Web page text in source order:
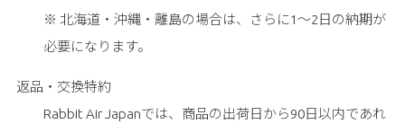
※ 北海道・沖縄・離島の場合は、さらに1～2日の納期が
必要になります。
返品・交換特約
Rabbit Air Japanでは、商品の出荷日から90日以内であれ